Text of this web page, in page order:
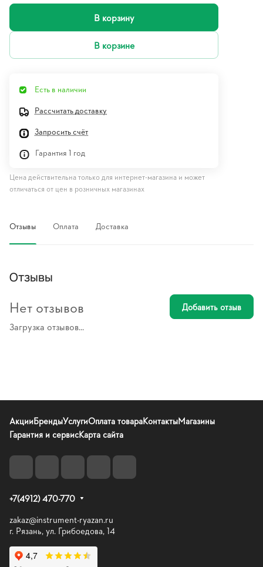
В корзину
В корзине
Есть в наличии
Рассчитать доставку
Запросить счёт
Гарантия 1 год
Цена действительна только для интернет-магазина и может
отличаться от цен в розничных магазинах
Отзывы Оплата Доставка
Отзывы
Загрузка отзывов...
Нет отзывов Добавить отзыв
АкцииБрендыУслугиОплата товараКонтактыМагазины
Гарантия и сервисКарта сайта
+7(4912) 470-770
zakaz@instrument-ryazan.ru
г. Рязань, ул. Грибоедова, 14